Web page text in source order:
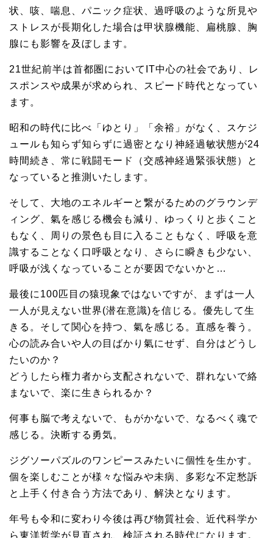
状、咳、喘息、パニック症状、過呼吸のような所見や
ストレスが長期化した場合は甲状腺機能、扁桃腺、胸
腺にも影響を及ぼします。
21世紀前半は首都圏においてIT中心の社会であり、レ
スポンスや成果が求められ、スピード時代となってい
ます。
昭和の時代に比べ「ゆとり」「余裕」がなく、スケジ
ュールも知らず知らずに過密となり神経過敏状態が24
時間続き、常に戦闘モード（交感神経過緊張状態）と
なっていると推測いたします。
そして、大地のエネルギーと繋がるためのグラウンデ
ィング、氣を感じる機会も減り、ゆっくりと歩くこと
もなく、周りの景色も目に入ることもなく、呼吸を意
識することなく口呼吸となり、さらに瞬きも少ない、
呼吸が浅くなっていることが要因でないかと…
最後に100匹目の猿現象ではないですが、まずは一人
一人が見えない世界(潜在意識)を信じる。優先して生
きる。そして関心を持つ、氣を感じる。直感を養う。
心の読み合いや人の目ばかり氣にせず、自分はどうし
たいのか？
どうしたら権力者から支配されないで、群れないで絡
まないで、楽に生きられるか？
何事も脳で考えないで、もがかないで、なるべく魂で
感じる。決断する勇気。
ジグソーパズルのワンピースみたいに個性を生かす。
個を楽しむことが様々な悩みや未病、多彩な不定愁訴
と上手く付き合う方法であり、解決となります。
年号も令和に変わり今後は再び物質社会、近代科学か
ら東洋哲学が見直され、検証される時代になります。